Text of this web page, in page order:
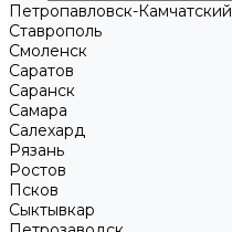
Петропавловск-Камчатский
Ставрополь
Смоленск
Саратов
Саранск
Самара
Салехард
Рязань
Ростов
Псков
Сыктывкар